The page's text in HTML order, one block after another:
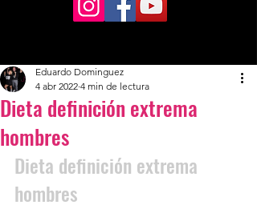
Dieta definición extrema
hombres
Eduardo Dominguez
4 abr 2022 4 min de lectura
Dieta definición extrema
hombres